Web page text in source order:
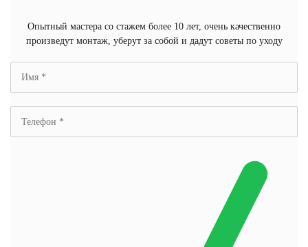
Опытный мастера со стажем более 10 лет, очень качественно
произведут монтаж, уберут за собой и дадут советы по уходу